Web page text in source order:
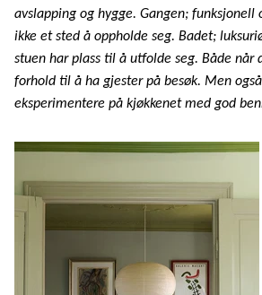
avslapping og hygge. Gangen; funksjonell
ikke et sted å oppholde seg. Badet;
stuen har plass til å utfolde seg. Både når
forhold til å ha gjester på besøk. Men
eksperimentere på kjøkkenet med god